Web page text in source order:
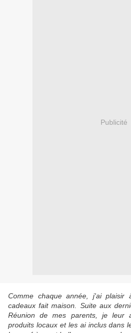
Publicité
Comme chaque année, j'ai plaisir
cadeaux fait maison. Suite aux
Réunion de mes parents, je leur
produits locaux et les ai inclus dans